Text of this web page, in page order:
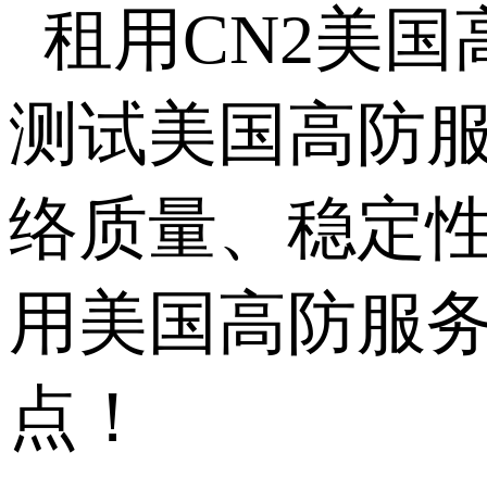
租用CN2美国
测试美国高防
络质量、稳定
用美国高防服
点！